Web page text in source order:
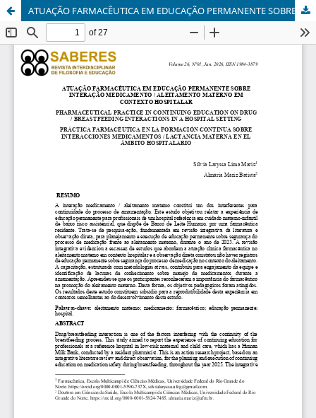
ATUAÇÃO FARMACÊUTICA EM EDUCAÇÃO PERMANENTE SOBRE INTERAÇÃO MEDICAMENTO / ALEITAMENTO MATERNO EM CONTEXTO HOSPITALAR